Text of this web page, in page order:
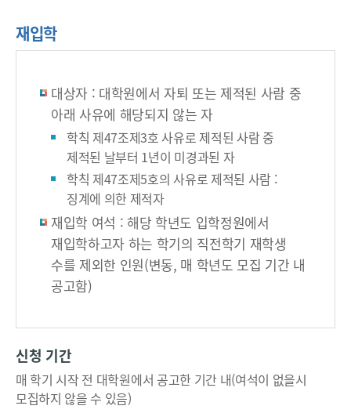
재입학
대상자 : 대학원에서 자퇴 또는 제적된 사람 중
아래 사유에 해당되지 않는 자
학칙 제47조제3호 사유로 제적된 사람 중
제적된 날부터 1년이 미경과된 자
학칙 제47조제5호의 사유로 제적된 사람 :
징계에 의한 제적자
재입학 여석 : 해당 학년도 입학정원에서
재입학하고자 하는 학기의 직전학기 재학생
수를 제외한 인원(변동, 매 학년도 모집 기간 내
공고함)
신청 기간
매 학기 시작 전 대학원에서 공고한 기간 내(여석이 없을시
모집하지 않을 수 있음)